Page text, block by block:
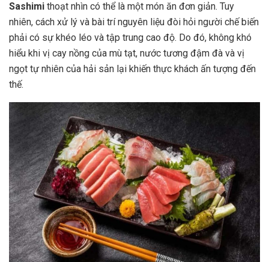
Sashimi thoạt nhìn có thể là một món ăn đơn giản. Tuy
nhiên, cách xử lý và bài trí nguyên liệu đòi hỏi người chế biến
phải có sự khéo léo và tập trung cao độ. Do đó, không khó
hiểu khi vị cay nồng của mù tạt, nước tương đậm đà và vị
ngọt tự nhiên của hải sản lại khiến thực khách ấn tượng đến
thế.